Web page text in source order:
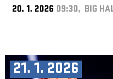
20. 1. 2026 09:30, BIG
21. 1. 2026